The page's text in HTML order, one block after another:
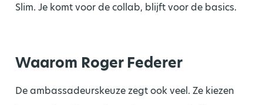
Slim. Je komt voor de collab, blijft voor de basics.
Waarom Roger Federer
De ambassadeurskeuze zegt ook veel. Ze kiezen